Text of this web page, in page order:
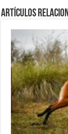
Artículos